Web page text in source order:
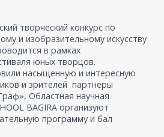
творческий конкурс по
и изобразительному искусству
в рамках
юных творцов.
насыщенную и интересную
и зрителей партнеры
Областная научная
BAGIRA организуют
программу и бал